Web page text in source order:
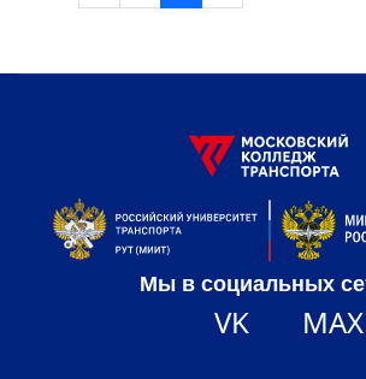
Мы в социальных
VK MAX